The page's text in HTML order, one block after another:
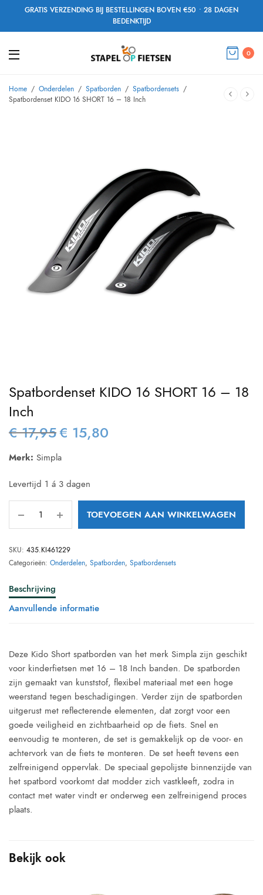
GRATIS VERZENDING BIJ BESTELLINGEN BOVEN €50 • 28 DAGEN
BEDENKTIJD
0
Home / Onderdelen / Spatborden / Spatbordensets /
Spatbordenset KIDO 16 SHORT 16 – 18 Inch
Spatbordenset KIDO 16 SHORT 16 – 18
Inch
€17,95 Oorspronkelijke
€ 17,95.
€ 15,80
Merk: Simpla
Levertijd 1 á 3 dagen
TOEVOEGEN AAN WINKELWAGEN
SKU: 435.KI461229
Categorieën: Onderdelen, Spatborden, Spatbordensets
Beschrijving
Aanvullende informatie
Deze Kido Short spatborden van het merk Simpla zijn geschikt
voor kinderfietsen met 16 – 18 Inch banden. De spatborden
zijn gemaakt van kunststof, flexibel materiaal met een hoge
weerstand tegen beschadigingen. Verder zijn de spatborden
uitgerust met reflecterende elementen, dat zorgt voor een
goede veiligheid en zichtbaarheid op de fiets. Snel en
eenvoudig te monteren, de set is gemakkelijk op de voor- en
achtervork van de fiets te monteren. De set heeft tevens een
zelfreinigend oppervlak. De speciaal gepolijste binnenzijde van
het spatbord voorkomt dat modder zich vastkleeft, zodra in
contact met water vindt er onderweg een zelfreinigend proces
plaats.
Bekijk ook